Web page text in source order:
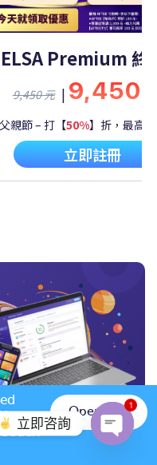
ELSA Premium 終
9,450 元 | 9,450
親節 – 打【50%】折，最高
立即註冊
Premium 學習套
立即咨詢
1
Open App